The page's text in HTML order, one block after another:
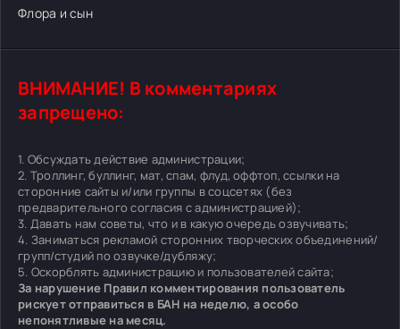
Флора и сын
ВНИМАНИЕ! В комментариях
запрещено:
1. Обсуждать действие администрации;
2. Троллинг, буллинг, мат, спам, флуд, оффтоп, ссылки на
сторонние сайты и/или группы в соцсетях (без
предварительного согласия с администрацией);
3. Давать нам советы, что и в какую очередь озвучивать;
4. Заниматься рекламой сторонних творческих объединений/
групп/студий по озвучке/дубляжу;
5. Оскорблять администрацию и пользователей сайта;
За нарушение Правил комментирования пользователь
рискует отправиться в БАН на неделю, а особо
непонятливые на месяц.